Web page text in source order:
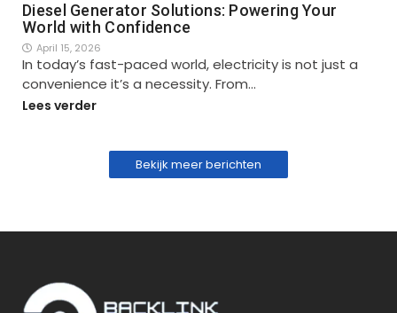
Diesel Generator Solutions: Powering Your
World with Confidence
April 15, 2026
In today’s fast-paced world, electricity is not just a
convenience it’s a necessity. From…
Lees verder
Bekijk meer berichten